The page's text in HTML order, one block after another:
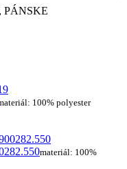
PÁNSKE
100% polyester
materiál: 100%